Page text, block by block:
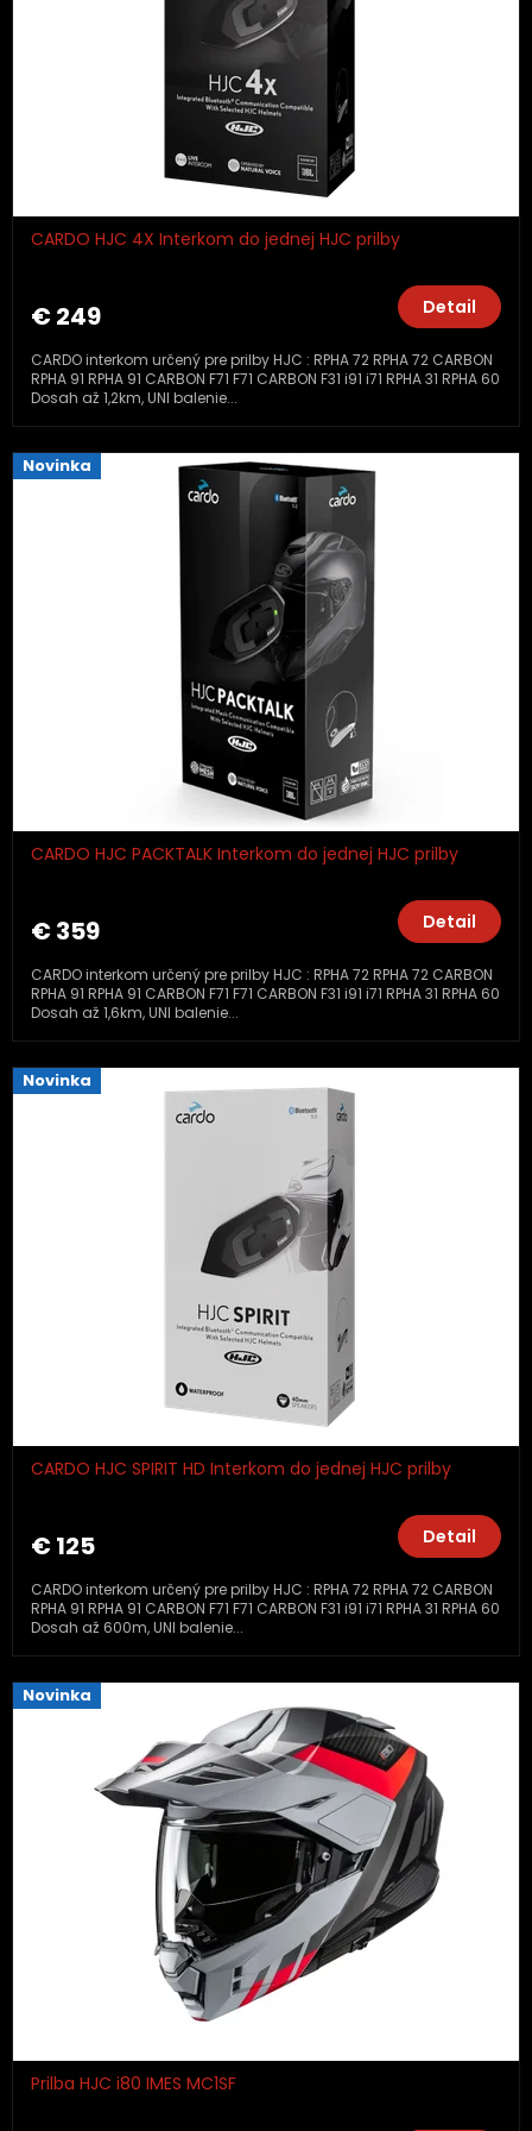
CARDO HJC 4X Interkom do jednej HJC prilby
€ 249 Detail
CARDO interkom určený pre prilby HJC : RPHA 72 RPHA 72 CARBON
RPHA 91 RPHA 91 CARBON F71 F71 CARBON F31 i91 i71 RPHA 31 RPHA 60
Dosah až 1,2km, UNI balenie...
Novinka
CARDO HJC PACKTALK Interkom do jednej HJC prilby
€ 359 Detail
CARDO interkom určený pre prilby HJC : RPHA 72 RPHA 72 CARBON
RPHA 91 RPHA 91 CARBON F71 F71 CARBON F31 i91 i71 RPHA 31 RPHA 60
Dosah až 1,6km, UNI balenie...
Novinka
CARDO HJC SPIRIT HD Interkom do jednej HJC prilby
€ 125 Detail
CARDO interkom určený pre prilby HJC : RPHA 72 RPHA 72 CARBON
RPHA 91 RPHA 91 CARBON F71 F71 CARBON F31 i91 i71 RPHA 31 RPHA 60
Dosah až 600m, UNI balenie...
Novinka
Prilba HJC i80 IMES MC1SF